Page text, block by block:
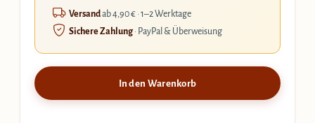
Versandab 4,90 € · 1–2 Werktage
Sichere Zahlung· PayPal & Überweisung
In den Warenkorb